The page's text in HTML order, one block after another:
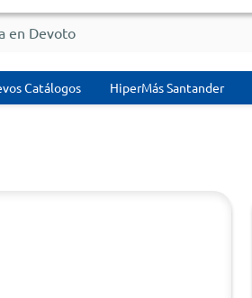
Catálogos HiperMás Santander